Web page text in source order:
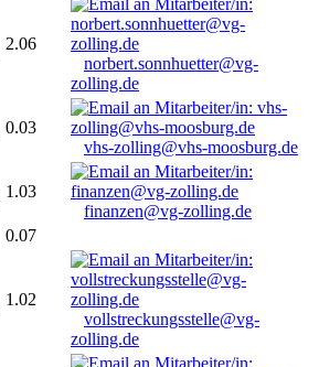
2.06
norbert.sonnhuetter@vg-
zolling.de
0.03
vhs-zolling@vhs-moosburg.de
1.03
finanzen@vg-zolling.de
0.07
1.02
vollstreckungsstelle@vg-
zolling.de